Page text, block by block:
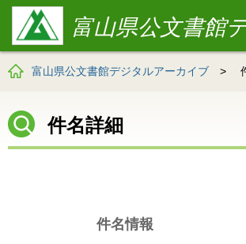
富山県公文書館
富山県公文書館デジタルアーカイブ >
件名詳細
件名情報